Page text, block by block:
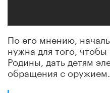
По его мнению,
нужна для того,
Родины, дать детям
обращения с оружием.